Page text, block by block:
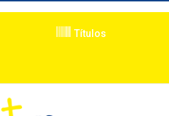
Títulos